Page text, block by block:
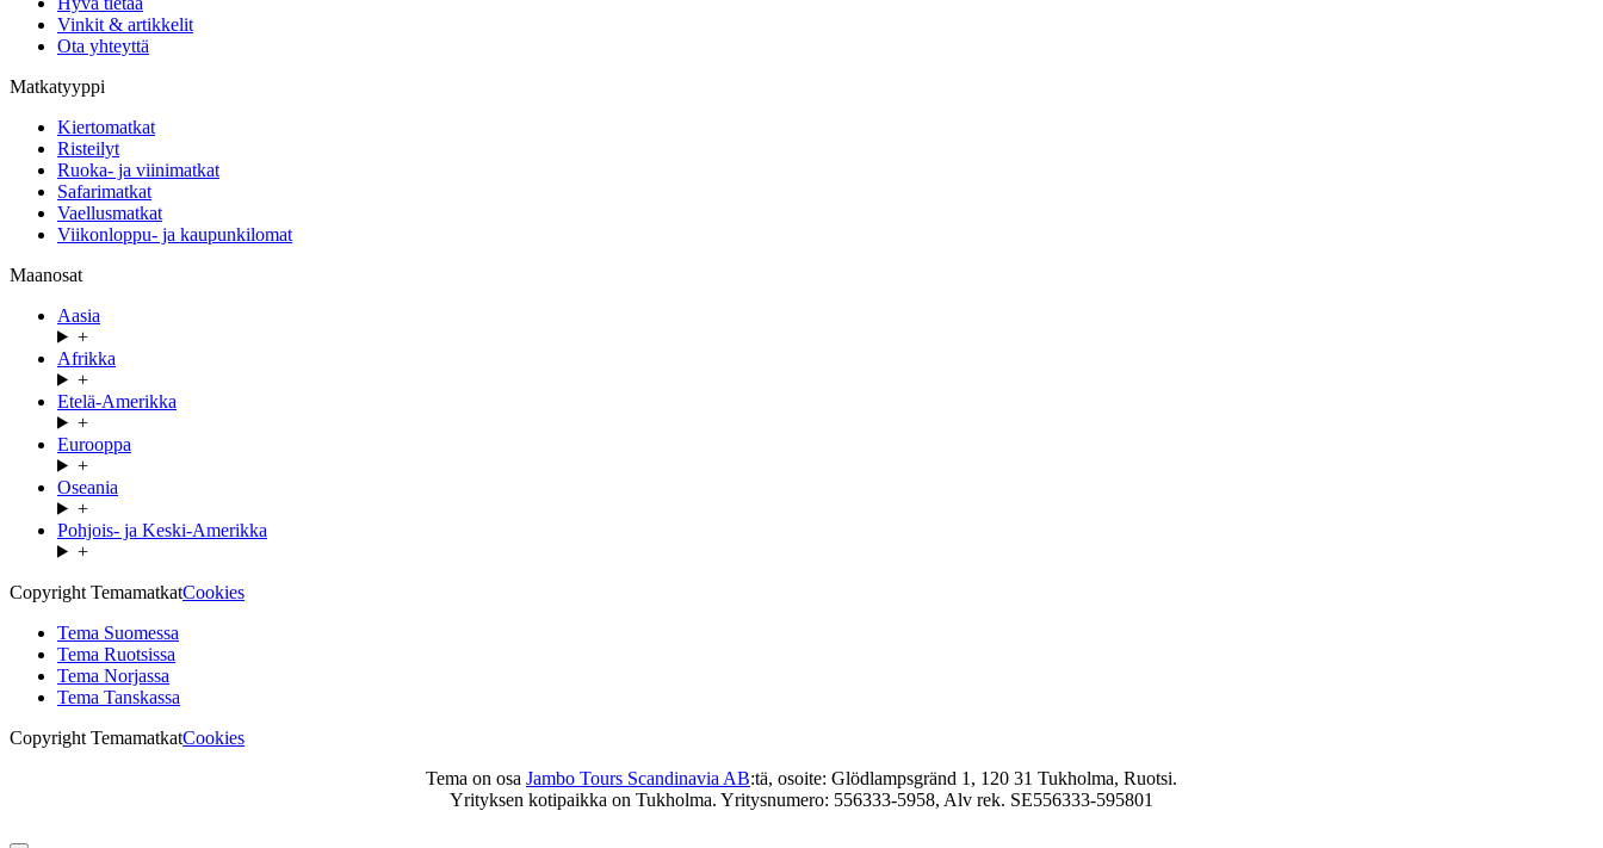
Vinkit & artikkelit
Ota yhteyttä
Matkatyyppi
Kiertomatkat
Risteilyt
Ruoka- ja viinimatkat
Safarimatkat
Vaellusmatkat
Viikonloppu- ja kaupunkilomat
Maanosat
Aasia
+
Afrikka
+
Etelä-Amerikka
+
Eurooppa
+
Oseania
+
Pohjois- ja Keski-Amerikka
+
Copyright TemamatkatCookies
Tema Suomessa
Tema Ruotsissa
Tema Norjassa
Tema Tanskassa
Copyright TemamatkatCookies
Tema on osa Jambo Tours Scandinavia AB:tä, osoite: Glödlampsgränd 1, 120 31 Tukholma, Ruotsi.
Yrityksen kotipaikka on Tukholma. Yritysnumero: 556333-5958, Alv rek. SE556333-595801